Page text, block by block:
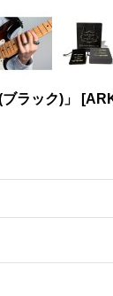
ラック)」 [